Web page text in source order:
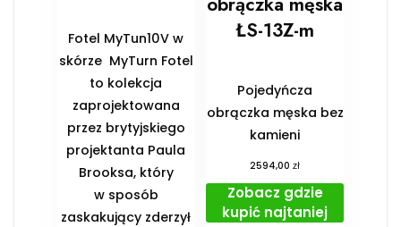
Fotel MyTun10V w
skórze MyTurn Fotel
to kolekcja
zaprojektowana
przez brytyjskiego
projektanta Paula
Brooksa, który
w sposób
zaskakujący zderzył
ŁS-13Z-m
Pojedyńcza
obrączka męska bez
kamieni
2594,00zł
Zobacz gdzie
kupić najtaniej